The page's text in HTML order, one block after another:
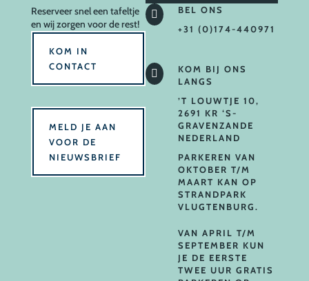
Reserveersnel een tafeltje
en wij zorgen voor de rest!
KOM IN
CONTACT
MELD JE AAN
VOOR DE
NIEUWSBRIEF

BEL ONS
+31 (0)174-440971

KOM BIJ ONS
LANGS
’T LOUWTJE 10,
2691 KR ‘S-
GRAVENZANDE
NEDERLAND
PARKEREN VAN
OKTOBER T/M
MAART KAN OP
STRANDPARK
VLUGTENBURG.
VAN APRIL T/M
SEPTEMBER KUN
JE DE EERSTE
TWEE UUR GRATIS